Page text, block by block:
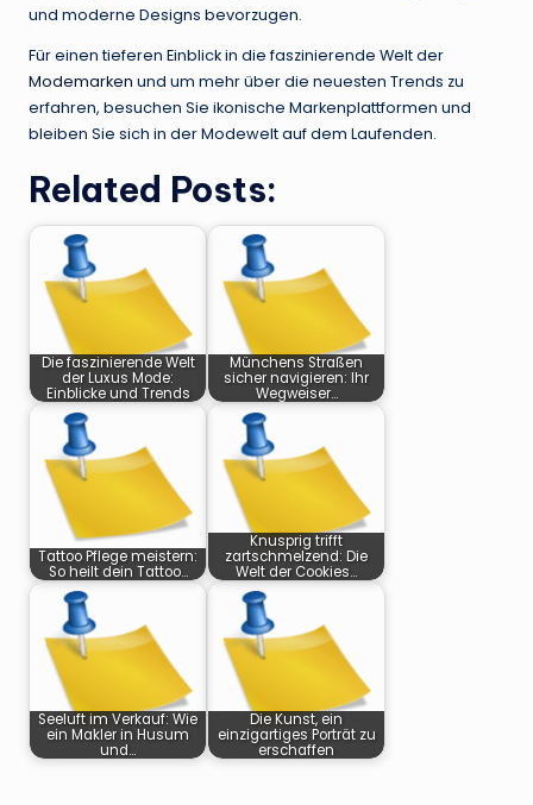
und moderne Designs bevorzugen.
Für einen tieferen Einblick in die faszinierende Welt der
Modemarken und um mehr über die neuesten Trends zu
erfahren, besuchen Sie ikonische Markenplattformen und
bleiben Sie sich in der Modewelt auf dem Laufenden.
Related Posts:
Die faszinierende Welt
der Luxus Mode:
Einblicke und Trends
Münchens Straßen
sicher navigieren: Ihr
Wegweiser…
Tattoo Pflege meistern:
So heilt dein Tattoo…
Knusprig trifft
zartschmelzend: Die
Welt der Cookies…
Seeluft im Verkauf: Wie
ein Makler in Husum
und…
Die Kunst, ein
einzigartiges Porträt zu
erschaffen